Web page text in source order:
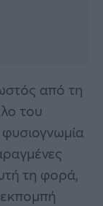
από τη
του
τη φορά,